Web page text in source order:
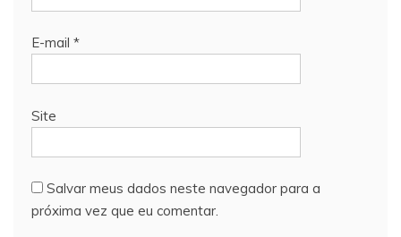
E-mail *
Site
Salvar meus dados neste navegador para a
próxima vez que eu comentar.